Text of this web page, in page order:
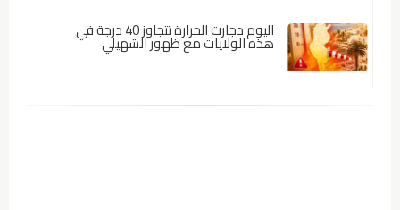
اليوم دجارت الحرارة تتجاوز 40 درجة في
هذه الولايات مع ظهور الشهيلي